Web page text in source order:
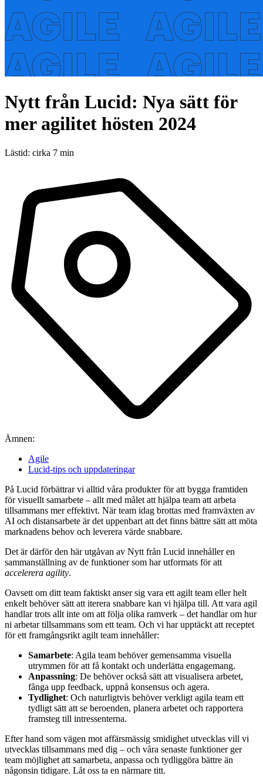
Nytt från Lucid: Nya sätt för
mer agilitet hösten 2024
Lästid: cirka 7 min
Ämnen:
Agile
Lucid-tips och uppdateringar
På Lucid förbättrar vi alltid våra produkter för att bygga framtiden
för visuellt samarbete – allt med målet att hjälpa team att arbeta
tillsammans mer effektivt. När team idag brottas med framväxten av
AI och distansarbete är det uppenbart att det finns bättre sätt att möta
marknadens behov och leverera värde snabbare.
Det är därför den här utgåvan av Nytt från Lucid innehåller en
sammanställning av de funktioner som har utformats för att
accelerera agility.
Oavsett om ditt team faktiskt anser sig vara ett agilt team eller helt
enkelt behöver sätt att iterera snabbare kan vi hjälpa till. Att vara agil
handlar trots allt inte om att följa olika ramverk – det handlar om hur
ni arbetar tillsammans som ett team. Och vi har upptäckt att receptet
för ett framgångsrikt agilt team innehåller:
Samarbete: Agila team behöver gemensamma visuella
utrymmen för att få kontakt och underlätta engagemang.
Anpassning: De behöver också sätt att visualisera arbetet,
fånga upp feedback, uppnå konsensus och agera.
Tydlighet: Och naturligtvis behöver verkligt agila team ett
tydligt sätt att se beroenden, planera arbetet och rapportera
framsteg till intressenterna.
Efter hand som vägen mot affärsmässig smidighet utvecklas vill vi
utvecklas tillsammans med dig – och våra senaste funktioner ger
team möjlighet att samarbeta, anpassa och tydliggöra bättre än
någonsin tidigare. Låt oss ta en närmare titt.